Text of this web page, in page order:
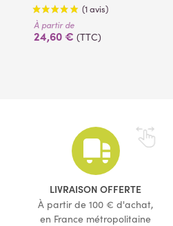
(1 avis)
À partir de
24,60 € (TTC)
LIVRAISON OFFERTE
À partir de 100 € d'achat,
en France métropolitaine